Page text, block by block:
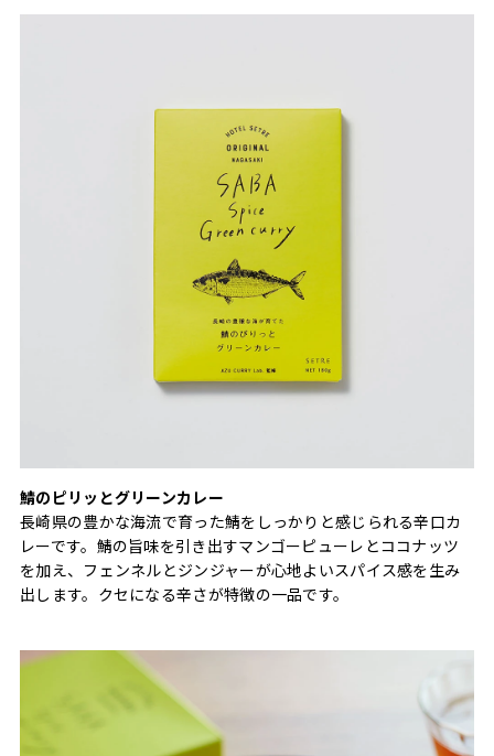
鯖のピリッとグリーンカレー
長崎県の豊かな海流で育った鯖をしっかりと感じられる辛口カ
レーです。鯖の旨味を引き出すマンゴーピューレとココナッツ
を加え、フェンネルとジンジャーが心地よいスパイス感を生み
出します。クセになる辛さが特徴の一品です。